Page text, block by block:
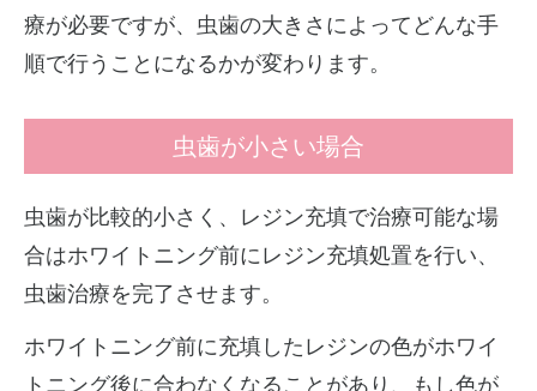
療が必要ですが、虫歯の大きさによってどんな手
順で行うことになるかが変わります。
虫歯が小さい場合
虫歯が比較的小さく、レジン充填で治療可能な場
合はホワイトニング前にレジン充填処置を行い、
虫歯治療を完了させます。
ホワイトニング前に充填したレジンの色がホワイ
トニング後に合わなくなることがあり、もし色が